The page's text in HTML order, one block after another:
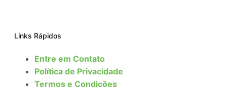
Links Rápidos
Entre em Contato
Política de Privacidade
Termos e Condições